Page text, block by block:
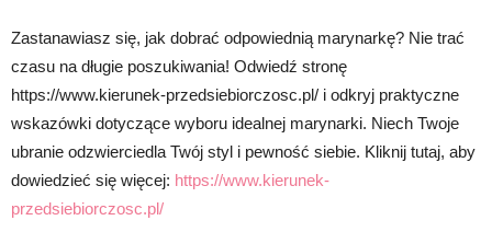
Zastanawiasz się, jak dobrać odpowiednią marynarkę? Nie trać
czasu na długie poszukiwania! Odwiedź stronę
https://www.kierunek-przedsiebiorczosc.pl/ i odkryj praktyczne
wskazówki dotyczące wyboru idealnej marynarki. Niech Twoje
ubranie odzwierciedla Twój styl i pewność siebie. Kliknij tutaj, aby
dowiedzieć się więcej: https://www.kierunek-
przedsiebiorczosc.pl/